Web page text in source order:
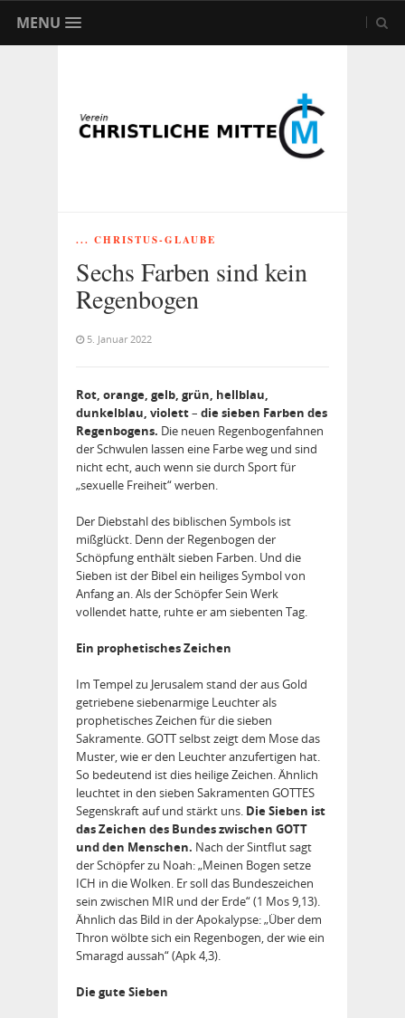
MENU
... CHRISTUS-GLAUBE
Sechs Farben sind kein
Regenbogen
5. Januar 2022
Rot, orange, gelb, grün, hellblau,
dunkelblau, violett– die sieben Farben des
Regenbogens. Die neuen Regenbogenfahnen
der Schwulen lassen eine Farbe weg und sind
nicht echt, auch wenn sie durch Sport für
„sexuelle Freiheit“ werben.
Der Diebstahl des biblischen Symbols ist
mißglückt. Denn der Regenbogen der
Schöpfung enthält sieben Farben. Und die
Sieben ist der Bibel ein heiliges Symbol von
Anfang an. Als der Schöpfer Sein Werk
vollendet hatte, ruhte er am siebenten Tag.
Ein prophetisches Zeichen
Im Tempel zu Jerusalem stand der aus Gold
getriebene siebenarmige Leuchter als
prophetisches Zeichen für die sieben
Sakramente. GOTT selbst zeigt dem Mose das
Muster, wie er den Leuchter anzufertigen hat.
So bedeutend ist dies heilige Zeichen. Ähnlich
leuchtet in den sieben Sakramenten GOTTES
Segenskraft auf und stärkt uns. Die Sieben ist
das Zeichen des Bundes zwischen GOTT
und den Menschen. Nach der Sintflut sagt
der Schöpfer zu Noah: „Meinen Bogen setze
ICH in die Wolken. Er soll das Bundeszeichen
sein zwischen MIR und der Erde“ (1 Mos 9,13).
Ähnlich das Bild in der Apokalypse: „Über dem
Thron wölbte sich ein Regenbogen, der wie ein
Smaragd aussah“ (Apk 4,3).
Die gute Sieben